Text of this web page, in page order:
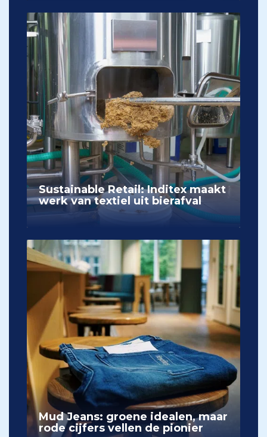
Sustainable Retail: Inditex maakt
werk van textiel uit bierafval
Mud Jeans: groene idealen, maar
rode cijfers vellen de pionier